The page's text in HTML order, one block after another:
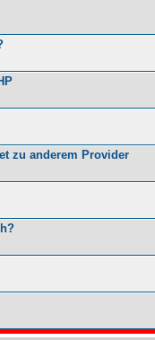
zu anderem Provider